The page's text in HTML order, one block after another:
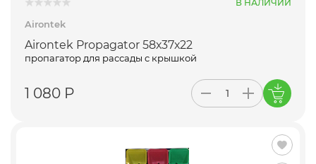
В НАЛИЧИИ
Airontek
Airontek Propagator 58х37х22
пропагатор для рассады c крышкой
1 080 Р